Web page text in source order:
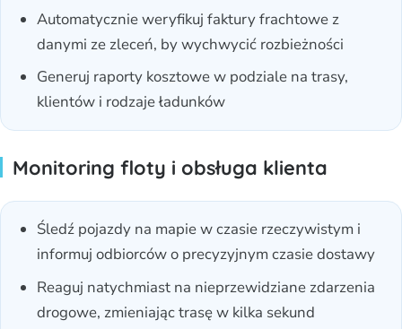
Automatycznie weryfikuj faktury frachtowe z
danymi ze zleceń, by wychwycić rozbieżności
Generuj raporty kosztowe w podziale na trasy,
klientów i rodzaje ładunków
Monitoring floty i obsługa klienta
Śledź pojazdy na mapie w czasie rzeczywistym i
informuj odbiorców o precyzyjnym czasie dostawy
Reaguj natychmiast na nieprzewidziane zdarzenia
drogowe, zmieniając trasę w kilka sekund